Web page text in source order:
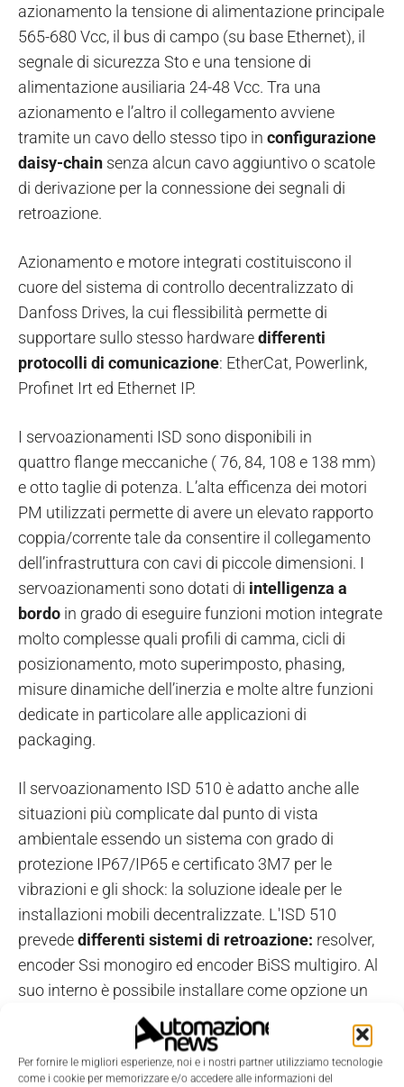
Per fornire le migliori esperienze, noi e i nostri partner utilizziamo tecnologie
come i cookie per memorizzare e/o accedere alle informazioni del
azionamento la tensione di alimentazione principale
565-680 Vcc, il bus di campo (su base Ethernet), il
segnale di sicurezza Sto e una tensione di
alimentazione ausiliaria 24-48 Vcc. Tra una
azionamento e l’altro il collegamento avviene
tramite un cavo dello stesso tipo in configurazione
daisy-chain senza alcun cavo aggiuntivo o scatole
di derivazione per la connessione dei segnali di
retroazione.
Azionamento e motore integrati costituiscono il
cuore del sistema di controllo decentralizzato di
Danfoss Drives, la cui flessibilità permette di
supportare sullo stesso hardwaredifferenti
protocolli di comunicazione: EtherCat, Powerlink,
Profinet Irt ed Ethernet IP.
I servoazionamenti ISD sono disponibili in
quattro flange meccaniche ( 76, 84, 108 e 138 mm)
e otto taglie di potenza. L’alta efficenza dei motori
PM utilizzati permette di avere un elevato rapporto
coppia/corrente tale da consentire il collegamento
dell’infrastruttura con cavi di piccole dimensioni. I
servoazionamenti sono dotati di intelligenza a
bordo in grado di eseguire funzioni motion integrate
molto complesse quali profili di camma, cicli di
posizionamento, moto superimposto, phasing,
misure dinamiche dell’inerzia e molte altre funzioni
dedicate in particolare alle applicazioni di
packaging.
Il servoazionamento ISD 510 è adatto anche alle
situazioni più complicate dal punto di vista
ambientale essendo un sistema con grado di
protezione IP67/IP65 e certificato 3M7 per le
vibrazioni e gli shock: la soluzione ideale per le
installazioni mobili decentralizzate. L'ISD 510
prevededifferenti sistemi di retroazione: resolver,
encoder Ssi monogiro ed encoder BiSS multigiro. Al
suo interno è possibile installare come opzione un
freno meccanico di stazionamento senza alcuna
variazione delle sue dimensioni di ingombro.